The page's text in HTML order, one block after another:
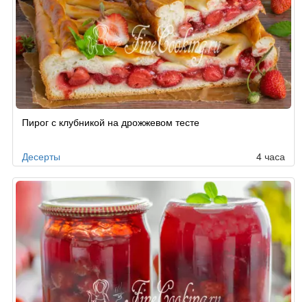
Пирог с клубникой на дрожжевом тесте
Десерты 4 часа